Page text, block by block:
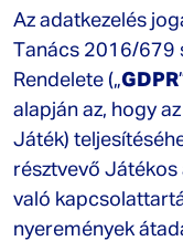
Az adatkezelés
Tanács 2016/679
Rendelete („GDPR
alapján az, hogy
Játék)
résztvevő Játékos
való
nyeremények